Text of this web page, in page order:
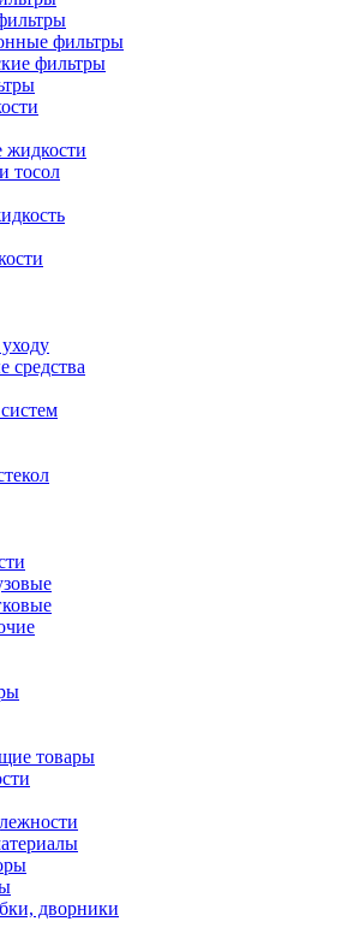
фильтры
фильтры
жидкости
тосол
средства
товары
дворники